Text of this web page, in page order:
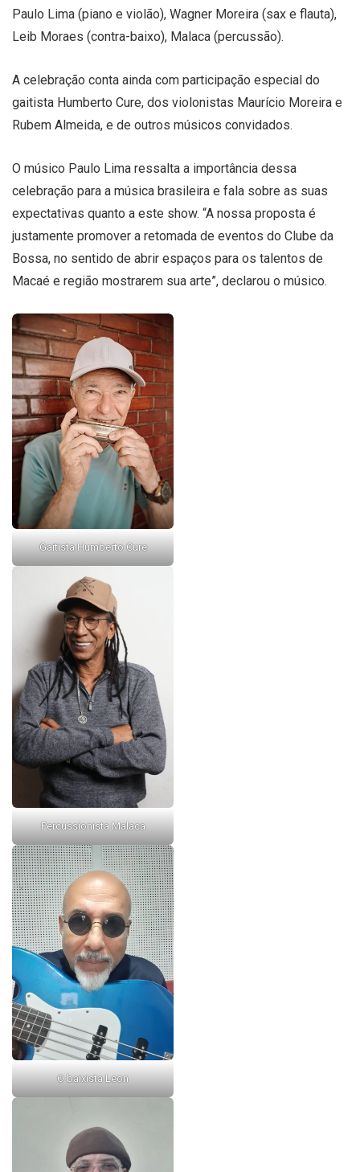
Paulo Lima (piano e violão), Wagner Moreira (sax e flauta),
Leib Moraes (contra-baixo), Malaca (percussão).
A celebração conta ainda com participação especial do
gaitista Humberto Cure, dos violonistas Maurício Moreira e
Rubem Almeida, e de outros músicos convidados.
O músico Paulo Lima ressalta a importância dessa
celebração para a música brasileira e fala sobre as suas
expectativas quanto a este show. “A nossa proposta é
justamente promover a retomada de eventos do Clube da
Bossa, no sentido de abrir espaços para os talentos de
Macaé e região mostrarem sua arte”, declarou o músico.
Gaitista Humberto Cure
Percussionista Malaca
O baixista Leon